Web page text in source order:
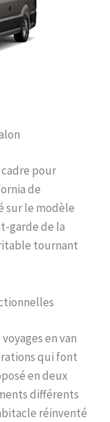
pour
de
sur le modèle
garde de la
tournant
en van
qui font
en deux
différents
réinventé